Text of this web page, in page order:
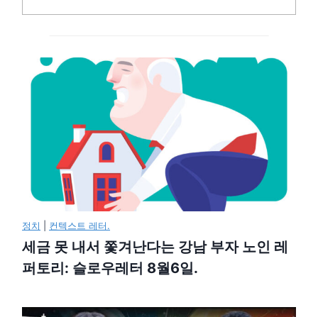
정치 컨텍스트 레터.
세금 못 내서 쫓겨난다는 강남 부자 노인 레
퍼토리: 슬로우레터 8월6일.